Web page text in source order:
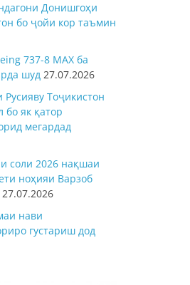
Донишгоҳи
бо ҷойи кор таъмин
737-8 MAX ба
шуд 27.07.2026
Тоҷикистон
бо як қатор
мегардад
соли 2026 нақшаи
ноҳияи Варзоб
27.07.2026
нави
густариш дод